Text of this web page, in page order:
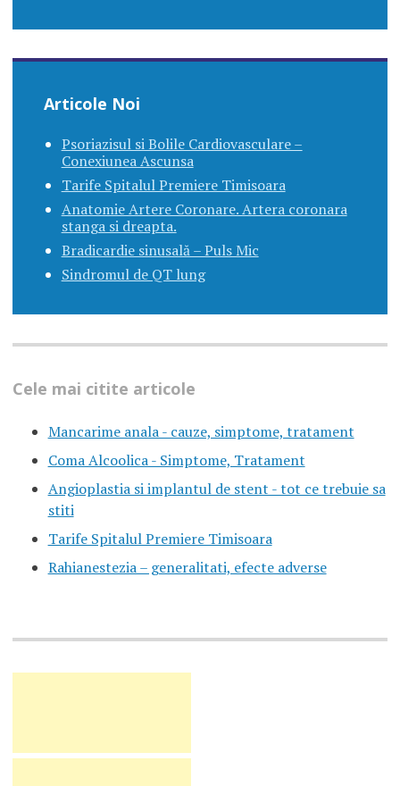
Articole Noi
Psoriazisul si Bolile Cardiovasculare –
Conexiunea Ascunsa
Tarife Spitalul Premiere Timisoara
Anatomie Artere Coronare. Artera coronara
stanga si dreapta.
Bradicardie sinusală – Puls Mic
Sindromul de QT lung
Cele mai citite articole
Mancarime anala - cauze, simptome, tratament
Coma Alcoolica - Simptome, Tratament
Angioplastia si implantul de stent - tot ce trebuie sa
stiti
Tarife Spitalul Premiere Timisoara
Rahianestezia – generalitati, efecte adverse